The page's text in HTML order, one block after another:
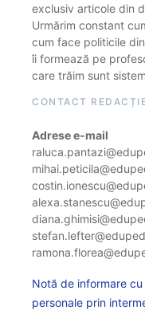
exclusiv articole din
Urmărim constant
cum face politicile
îi formează pe
care trăim sunt
CONTACT
Adrese e-mail
Notă de informare
personale prin